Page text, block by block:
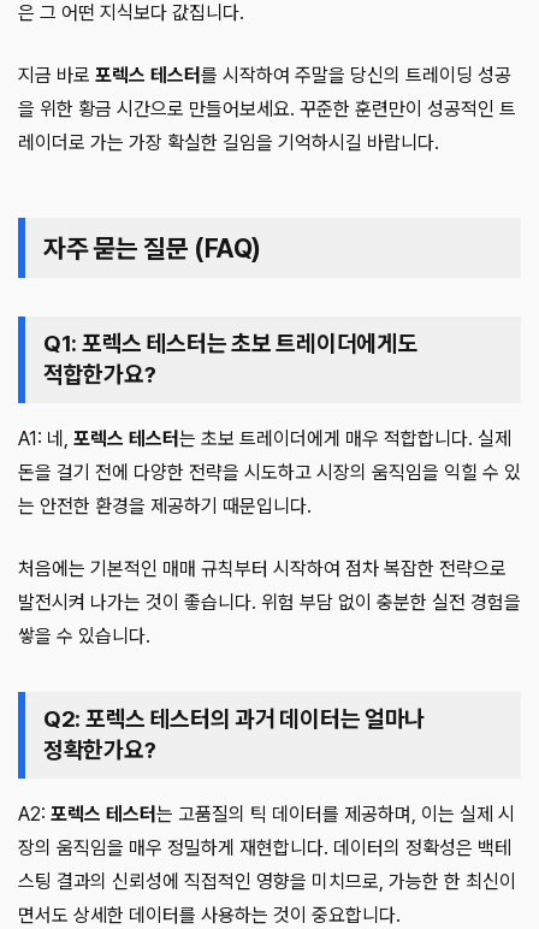
은 그 어떤 지식보다 값집니다.
지금 바로 포렉스 테스터를 시작하여 주말을 당신의 트레이딩 성공
을 위한 황금 시간으로 만들어보세요. 꾸준한 훈련만이 성공적인 트
레이더로 가는 가장 확실한 길임을 기억하시길 바랍니다.
자주 묻는 질문 (FAQ)
Q1: 포렉스 테스터는 초보 트레이더에게도
적합한가요?
A1: 네, 포렉스 테스터는 초보 트레이더에게 매우 적합합니다. 실제
돈을 걸기 전에 다양한 전략을 시도하고 시장의 움직임을 익힐 수 있
는 안전한 환경을 제공하기 때문입니다.
처음에는 기본적인 매매 규칙부터 시작하여 점차 복잡한 전략으로
발전시켜 나가는 것이 좋습니다. 위험 부담 없이 충분한 실전 경험을
쌓을 수 있습니다.
Q2: 포렉스 테스터의 과거 데이터는 얼마나
정확한가요?
A2: 포렉스 테스터는 고품질의 틱 데이터를 제공하며, 이는 실제 시
장의 움직임을 매우 정밀하게 재현합니다. 데이터의 정확성은 백테
스팅 결과의 신뢰성에 직접적인 영향을 미치므로, 가능한 한 최신이
면서도 상세한 데이터를 사용하는 것이 중요합니다.